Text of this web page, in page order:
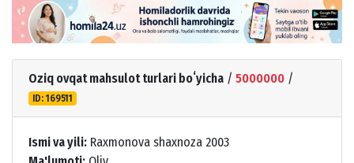
Oziq ovqat mahsulot turlari boʻyicha / 5000000 /
ID: 169511
Ismi va yili: Raxmonova shaxnoza 2003